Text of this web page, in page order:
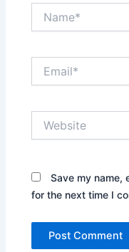
Save my name,
for the next time I